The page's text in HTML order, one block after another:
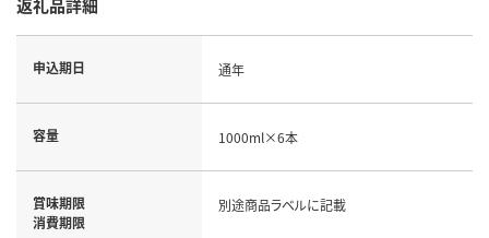
申込期日 通年
容量 1000ml×6本
賞味期限
消費期限
別途商品ラベルに記載